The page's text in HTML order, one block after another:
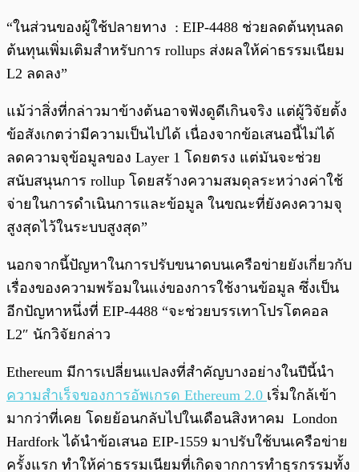
“ในส่วนของผู้ใช้ปลายทาง : EIP-4488 ช่วยลดต้นทุนลด
ต้นทุนเพิ่มเติมสำหรับการ rollups ส่งผลให้ค่าธรรมเนียม
L2 ลดลง”
แม้ว่าสิ่งที่กล่าวมาข้างต้นอาจฟังดูดีเกินจริง แต่ผู้วิจัยตั้ง
ข้อสังเกตว่ามีความเป็นไปได้ เนื่องจากข้อเสนอนี้ไม่ได้
ลดความจุข้อมูลของ Layer 1 โดยตรง แต่มันจะช่วย
สนับสนุนการ rollup โดยสร้างความสมดุลระหว่างค่าใช้
จ่ายในการดำเนินการและข้อมูล ในขณะที่ยังคงความจุ
สูงสุดไว้ในระบบสูงสุด”
นอกจากนี้ปัญหาในการปรับขนาดบนเครือข่ายยังเกี่ยวกับ
เรื่องของความพร้อมในแง่ของการใช้งานข้อมูล ซึ่งเป็น
อีกปัญหาหนึ่งที่ EIP-4488 “จะช่วยบรรเทาโปรโตคอล
L2″ นักวิจัยกล่าว
Ethereum มีการเปลี่ยนแปลงที่สำคัญบางอย่างในปีนี้นำ
ความสำเร็จของการอัพเกรด Ethereum 2.0 เริ่มใกล้เข้า
มากว่าที่เคย โดยย้อนกลับไปในเดือนสิงหาคม London
Hardfork ได้นำข้อเสนอ EIP-1559 มาปรับใช้บนเครือข่าย
ครั้งแรก ทำให้ค่าธรรมเนียมที่เกิดจากการทำธุรกรรมทั้ง